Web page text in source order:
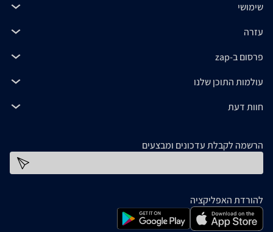
שימושי
עזרה
פרסום ב-zap
עולמות התוכן שלנו
חוות דעת
הרשמה לקבלת עדכונים ומבצעים
להורדת האפליקציה